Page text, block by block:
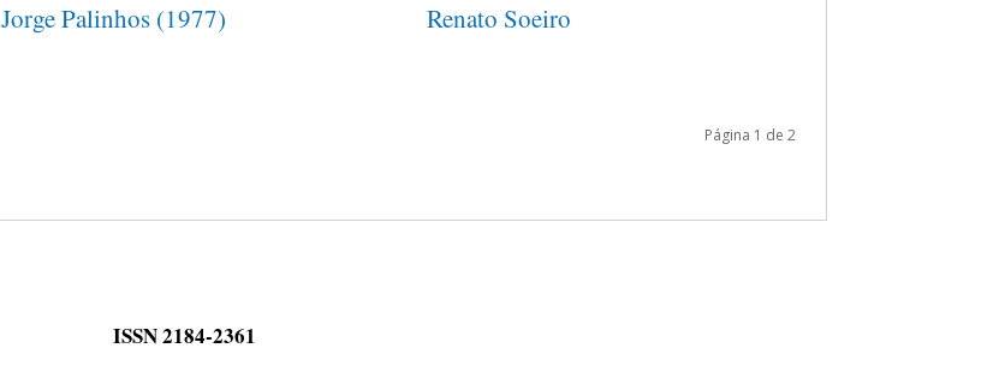
Jorge Palinhos (1977) Renato Soeiro
Página 1 de 2
ISSN 2184-2361